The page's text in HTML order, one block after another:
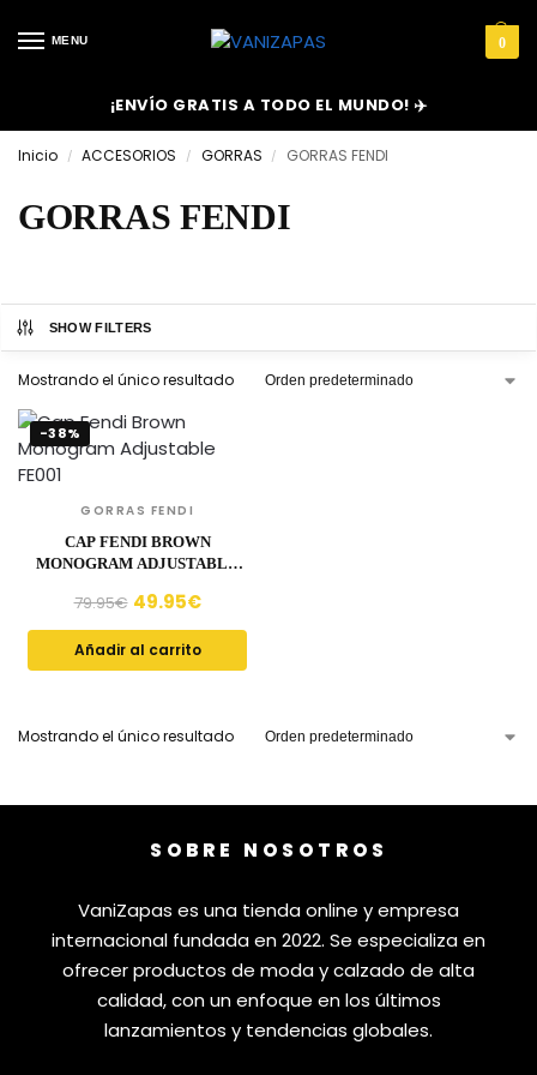
MENU 0
¡ENVÍO GRATIS A TODO EL MUNDO! ✈️
Inicio / ACCESORIOS / GORRAS / GORRAS FENDI
GORRAS FENDI
SHOW FILTERS
Mostrando el único resultado
-38%
GORRAS FENDI
CAP FENDI BROWN
MONOGRAM ADJUSTABLE
79.95€ 49.95€
Añadir al carrito
Mostrando el único resultado
SOBRE NOSOTROS
VaniZapas es una tienda online y empresa
internacional fundada en 2022. Se especializa en
ofrecer productos de moda y calzado de alta
calidad, con un enfoque en los últimos
lanzamientos y tendencias globales.